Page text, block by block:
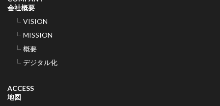
会社概要
VISION
MISSION
概要
デジタル化
ACCESS
地図